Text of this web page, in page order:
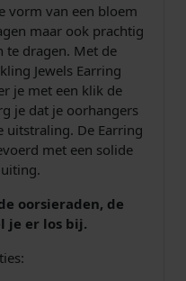
vorm van een bloem
maar ook prachtig
te dragen. Met de
Jewels Earring
je met een klik de
je dat je oorhangers
uitstraling. De Earring
met een solide
oorsieraden, de
je er los bij.